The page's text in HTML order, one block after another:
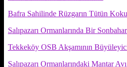
Bafra Sahilinde Rüzgarın Tütün
Salıpazarı Ormanlarında Bir
Tekkeköy OSB Akşamının
Salıpazarı Ormanlarındaki Mantar